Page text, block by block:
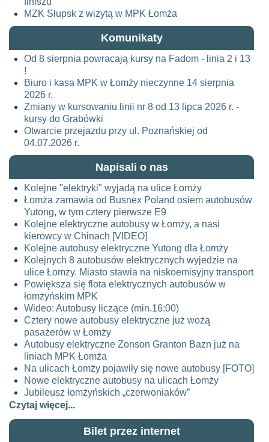
MZK Słupsk z wizytą w MPK Łomża
Komunikaty
Od 8 sierpnia powracają kursy na Fadom - linia 2 i 13
!
Biuro i kasa MPK w Łomży nieczynne 14 sierpnia
2026 r.
Zmiany w kursowaniu linii nr 8 od 13 lipca 2026 r. -
kursy do Grabówki
Otwarcie przejazdu przy ul. Poznańskiej od
04.07.2026 r.
Napisali o nas
Kolejne "elektryki" wyjadą na ulice Łomży
Łomża zamawia od Busnex Poland osiem autobusów
Yutong, w tym cztery pierwsze E9
Kolejne elektryczne autobusy w Łomży, a nasi
kierowcy w Chinach [VIDEO]
Kolejne autobusy elektryczne Yutong dla Łomży
Kolejnych 8 autobusów elektrycznych wyjedzie na
ulice Łomży. Miasto stawia na niskoemisyjny transport
Powiększa się flota elektrycznych autobusów w
łomżyńskim MPK
Wideo: Autobusy liczące (min.16:00)
Cztery nowe autobusy elektryczne już wożą
pasażerów w Łomży
Autobusy elektryczne Zonson Granton Bazn już na
liniach MPK Łomża
Na ulicach Łomży pojawiły się nowe autobusy [FOTO]
Nowe elektryczne autobusy na ulicach Łomży
Jubileusz łomżyńskich „czerwoniaków”
Czytaj więcej...
Bilet przez internet